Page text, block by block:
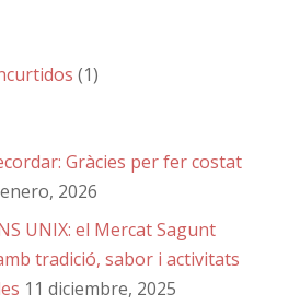
(1)
Gràcies per fer costat
2026
UNIX: el Mercat Sagunt
tradició, sabor i activitats
11 diciembre, 2025